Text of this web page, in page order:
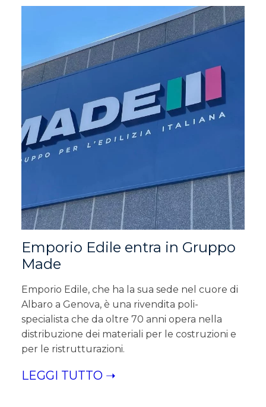
Emporio Edile entra in Gruppo
Made
Emporio Edile, che ha la sua sede nel cuore di
Albaro a Genova, è una rivendita poli-
specialista che da oltre 70 anni opera nella
distribuzione dei materiali per le costruzioni e
per le ristrutturazioni.
LEGGI TUTTO ➝